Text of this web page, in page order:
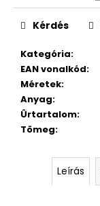
Kategória:
EAN vonalkód:
Méretek:
Anyag:
Ûrtartalom:
Tömeg:
Kérdés
Leírás